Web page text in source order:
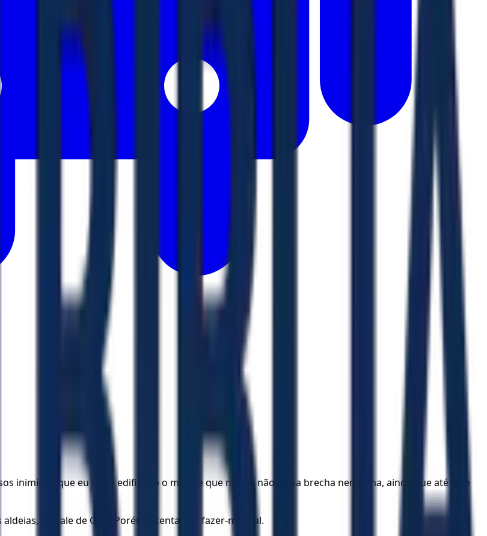
inimigos que eu tinha edificado o muro e que nele já não havia brecha nenhuma, ainda que até este
no vale de Ono. Porém intentavam fazer-me mal.